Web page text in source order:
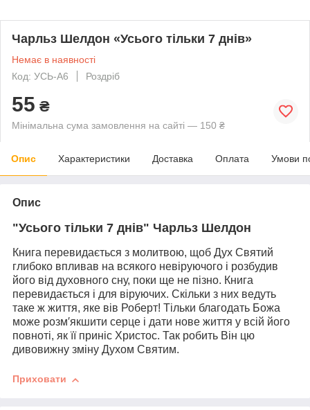
Чарльз Шелдон «Усього тільки 7 днів»
Немає в наявності
Код: УСЬ-А6
Роздріб
55 ₴
Мінімальна сума замовлення на сайті — 150 ₴
Опис Характеристики Доставка Оплата Умови
Опис
"Усього тільки 7 днів" Чарльз Шелдон
Книга перевидається з молитвою, щоб Дух Святий
глибоко впливав на всякого невіруючого і розбудив
його від духовного сну, поки ще не пізно. Книга
перевидається і для віруючих. Скільки з них ведуть
таке ж життя, яке вів Роберт! Тільки благодать Божа
може розм′якшити серце і дати нове життя у всій його
повноті, як її приніс Христос. Так робить Він цю
дивовижну зміну Духом Святим.
Приховати